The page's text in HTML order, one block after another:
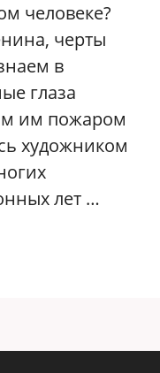
человеке?
черты
в
глаза
им пожаром
художником
лет …